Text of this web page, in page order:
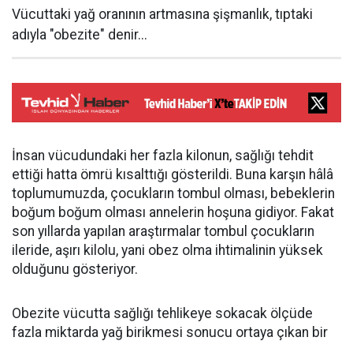
Vücuttaki yağ oranının artmasına şişmanlık, tıptaki
adıyla "obezite" denir...
İnsan vücudundaki her fazla kilonun, sağlığı tehdit
ettiği hatta ömrü kısalttığı gösterildi. Buna karşın hâlâ
toplumumuzda, çocukların tombul olması, bebeklerin
boğum boğum olması annelerin hoşuna gidiyor. Fakat
son yıllarda yapılan araştırmalar tombul çocukların
ileride, aşırı kilolu, yani obez olma ihtimalinin yüksek
olduğunu gösteriyor.
Obezite vücutta sağlığı tehlikeye sokacak ölçüde
fazla miktarda yağ birikmesi sonucu ortaya çıkan bir